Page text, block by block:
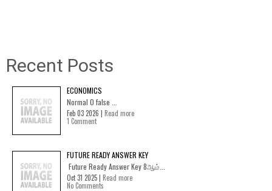
Recent Posts
ECONOMICS
Normal 0 false ...
Feb 03 2026 | Read more
1 Comment
FUTURE READY ANSWER KEY
Future Ready Answer Key 8ஆம்...
Oct 31 2025 | Read more
No Comments